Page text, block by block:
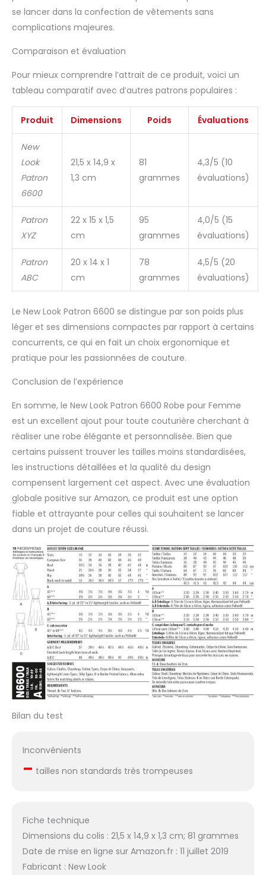
se lancer dans la confection de vêtements sans
complications majeures.
Comparaison et évaluation
Pour mieux comprendre l’attrait de ce produit, voici un
tableau comparatif avec d’autres patrons populaires :
Produit Dimensions Poids Évaluations
New
Look
Patron
6600
21,5 x 14,9 x
1,3 cm
81
grammes
4,3/5 (10
évaluations)
Patron
XYZ
22 x 15 x 1,5
cm
95
grammes
4,0/5 (15
évaluations)
Patron
ABC
20 x 14 x 1
cm
78
grammes
4,5/5 (20
évaluations)
Le New Look Patron 6600 se distingue par son poids plus
léger et ses dimensions compactes par rapport à certains
concurrents, ce qui en fait un choix ergonomique et
pratique pour les passionnées de couture.
Conclusion de l’expérience
En somme, le New Look Patron 6600 Robe pour Femme
est un excellent ajout pour toute couturière cherchant à
réaliser une robe élégante et personnalisée. Bien que
certains puissent trouver les tailles moins standardisées,
les instructions détaillées et la qualité du design
compensent largement cet aspect. Avec une évaluation
globale positive sur Amazon, ce produit est une option
fiable et attrayante pour celles qui souhaitent se lancer
dans un projet de couture réussi.
Bilan du test
Inconvénients
– tailles non standards très trompeuses
Fiche technique
Dimensions du colis : 21,5 x 14,9 x 1,3 cm; 81 grammes
Date de mise en ligne sur Amazon.fr : 11 juillet 2019
Fabricant : New Look